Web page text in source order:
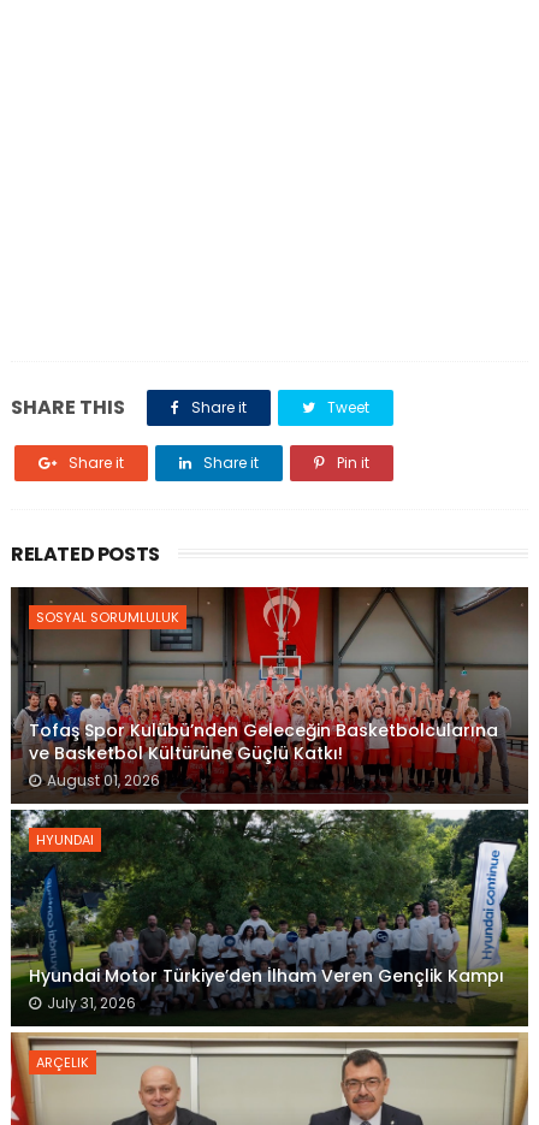
SHARE THIS Share it Tweet
Share it Share it Pin it
RELATED POSTS
SOSYAL SORUMLULUK
Tofaş Spor Kulübü’nden Geleceğin Basketbolcularına
ve Basketbol Kültürüne Güçlü Katkı!
August 01, 2026
HYUNDAI
Hyundai Motor Türkiye’den İlham Veren Gençlik Kampı
July 31, 2026
ARÇELIK